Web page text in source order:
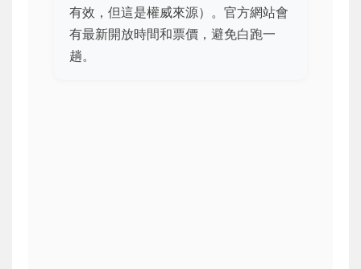
有效，但這是權威來源）。官方網站會
有最新開放時間和票價，避免白跑一
趟。